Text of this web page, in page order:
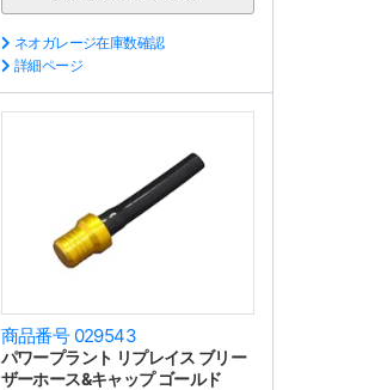
ネオガレージ在庫数確認
詳細ページ
商品番号 029543
パワープラント リプレイス ブリー
ザーホース&キャップ ゴールド